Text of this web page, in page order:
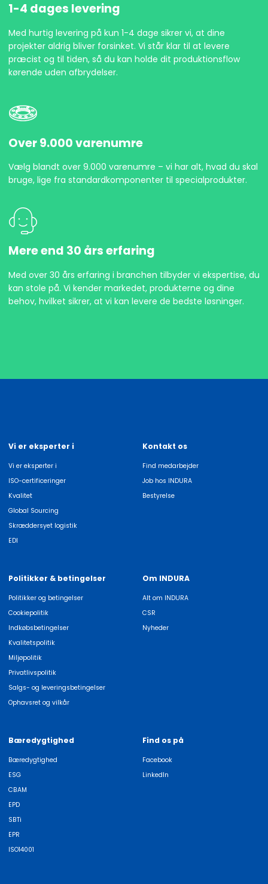
1-4 dages levering
Med hurtig levering på kun 1-4 dage sikrer vi, at dine
projekter aldrig bliver forsinket. Vi står klar til at levere
præcist og til tiden, så du kan holde dit produktionsflow
kørende uden afbrydelser.
Over 9.000 varenumre
Vælg blandt over 9.000 varenumre – vi har alt, hvad du skal
bruge, lige fra standardkomponenter til specialprodukter.
Mere end 30 års erfaring
Med over 30 års erfaring i branchen tilbyder vi ekspertise, du
kan stole på. Vi kender markedet, produkterne og dine
behov, hvilket sikrer, at vi kan levere de bedste løsninger.
Vi er eksperter i
Vi er eksperter i
ISO-certificeringer
Kvalitet
Global Sourcing
Skræddersyet logistik
EDI
Kontakt os
Find medarbejder
Job hos INDURA
Bestyrelse
Politikker & betingelser
Politikker og betingelser
Cookiepolitik
Indkøbsbetingelser
Kvalitetspolitik
Miljøpolitik
Privatlivspolitik
Salgs- og leveringsbetingelser
Ophavsret og vilkår
Om INDURA
Alt om INDURA
CSR
Nyheder
Bæredygtighed
Bæredygtighed
ESG
CBAM
EPD
SBTi
EPR
ISO14001
Find os på
Facebook
LinkedIn